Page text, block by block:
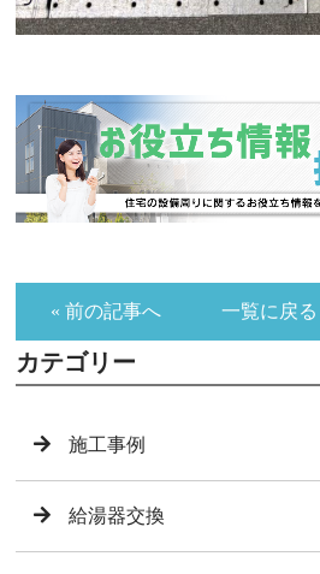
« 前の記事へ 一覧に戻る
カテゴリー
施工事例
給湯器交換